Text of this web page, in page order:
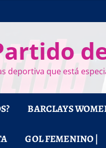
deportiva que está
BARCLAYS
GOL FEMENINO |